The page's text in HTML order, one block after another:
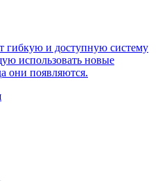
гибкую и доступную систему
использовать новые
они появляются.